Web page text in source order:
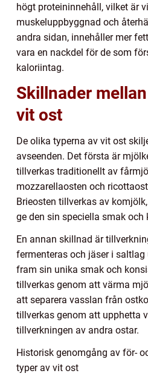
högt proteininnehåll, vilket är
muskeluppbyggnad och
andra sidan, innehåller mer
vara en nackdel för de som
kaloriintag.
Skillnader
vit ost
De olika typerna av vit ost
avseenden. Det första är
tillverkas traditionellt av
mozzarellaosten och
Brieosten tillverkas av
ge den sin speciella smak och
En annan skillnad är
fermenteras och jäser i
fram sin unika smak och
tillverkas genom att värma
att separera vasslan från
tillverkas genom att upphetta
tillverkningen av andra ostar.
Historisk genomgång av för-
typer av vit ost